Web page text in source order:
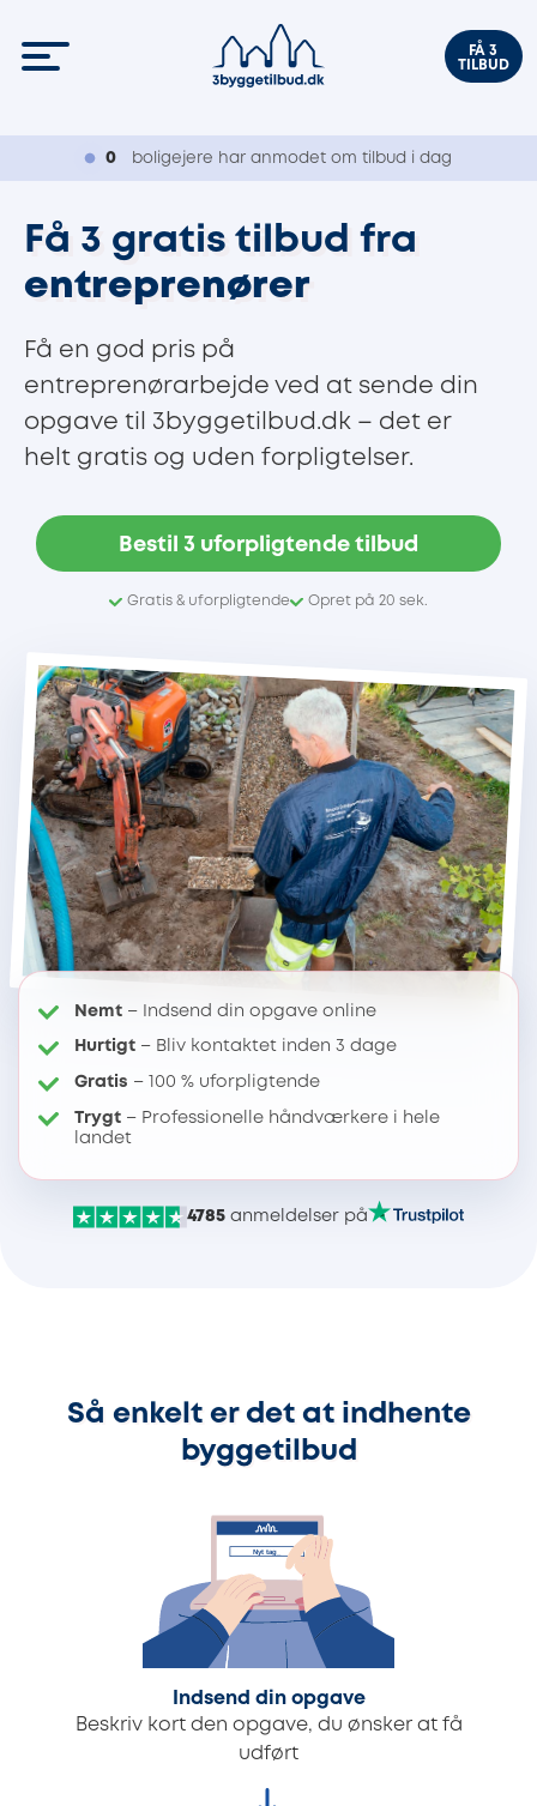
FÅ 3
TILBUD
0 boligejere har anmodet om tilbud i dag
Få 3 gratis tilbud fra
entreprenører
Få en god pris på
entreprenørarbejde ved at sende din
opgave til 3byggetilbud.dk – det er
helt gratis og uden forpligtelser.
Bestil 3 uforpligtende tilbud
Gratis & uforpligtende Opret på 20 sek.
Nemt – Indsend din opgave online
Hurtigt – Bliv kontaktet inden 3 dage
Gratis – 100 % uforpligtende
Trygt – Professionelle håndværkere i hele
landet
4785 anmeldelser på
Så enkelt er det at indhente
byggetilbud
Indsend din opgave
Beskriv kort den opgave, du ønsker at få
udført